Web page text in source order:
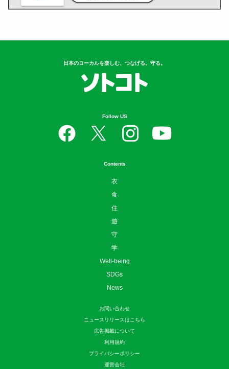
日本のローカルを楽しむ、つなげる、守る。
Follow US
Contents
衣
食
住
遊
守
学
Well-being
SDGs
News
お問い合わせ
ニュースリリースはこちら
広告掲載について
利用規約
プライバシーポリシー
運営会社